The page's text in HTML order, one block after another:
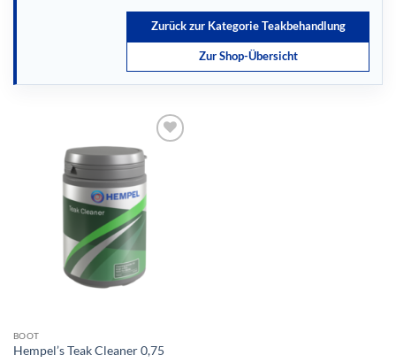
Zurück zur Kategorie Teakbehandlung
Zur Shop-Übersicht
BOOT
Hempel’s Teak Cleaner 0,75